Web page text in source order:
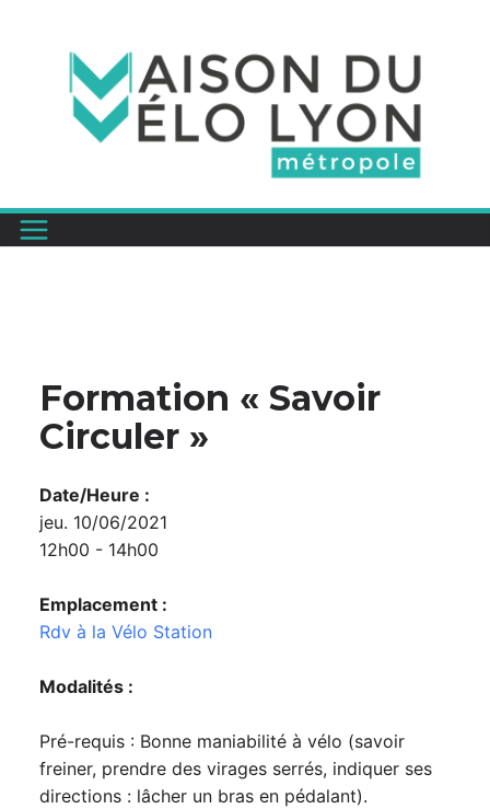
Formation « Savoir
Circuler »
Date/Heure :
jeu. 10/06/2021
12h00 - 14h00
Emplacement :
Rdv à la Vélo Station
Modalités :
Pré-requis : Bonne maniabilité à vélo (savoir
freiner, prendre des virages serrés, indiquer ses
directions : lâcher un bras en pédalant).